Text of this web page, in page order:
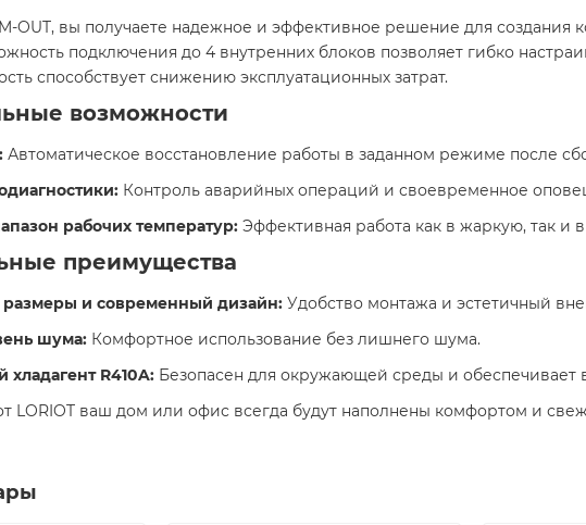
OUT, вы получаете надежное и эффективное решение для
подключения до 4 внутренних блоков позволяет гибко
способствует снижению эксплуатационных затрат.​
возможности
Автоматическое восстановление работы в заданном режиме после
Контроль аварийных операций и своевременное
рабочих температур: Эффективная работа как в жаркую, так и
преимущества
и современный дизайн: Удобство монтажа и эстетичный
шума: Комфортное использование без лишнего шума.​
хладагент R410A: Безопасен для окружающей среды и обеспечивает
LORIOT ваш дом или офис всегда будут наполнены комфортом и